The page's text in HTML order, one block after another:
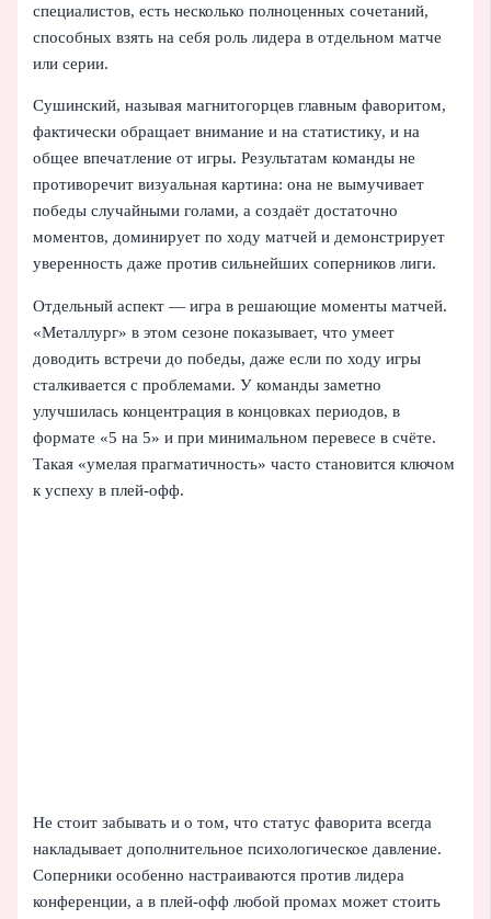
специалистов, есть несколько полноценных сочетаний,
способных взять на себя роль лидера в отдельном матче
или серии.
Сушинский, называя магнитогорцев главным фаворитом,
фактически обращает внимание и на статистику, и на
общее впечатление от игры. Результатам команды не
противоречит визуальная картина: она не вымучивает
победы случайными голами, а создаёт достаточно
моментов, доминирует по ходу матчей и демонстрирует
уверенность даже против сильнейших соперников лиги.
Отдельный аспект — игра в решающие моменты матчей.
«Металлург» в этом сезоне показывает, что умеет
доводить встречи до победы, даже если по ходу игры
сталкивается с проблемами. У команды заметно
улучшилась концентрация в концовках периодов, в
формате «5 на 5» и при минимальном перевесе в счёте.
Такая «умелая прагматичность» часто становится ключом
к успеху в плей‑офф.
Не стоит забывать и о том, что статус фаворита всегда
накладывает дополнительное психологическое давление.
Соперники особенно настраиваются против лидера
конференции, а в плей‑офф любой промах может стоить